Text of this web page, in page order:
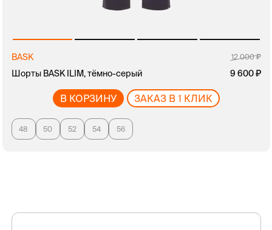
BASK 12 000
Шорты BASK ILIM, тёмно-серый 9 600
В КОРЗИНУ ЗАКАЗ В 1 КЛИК
48 50 52 54 56